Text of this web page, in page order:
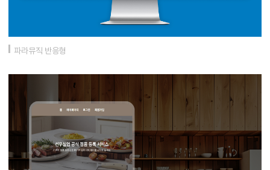
파라뮤직 반응형